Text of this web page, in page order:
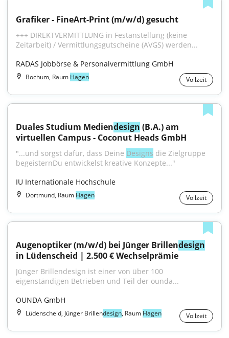
Grafiker - FineArt-Print (m/w/d) gesucht
+++ DIREKTVERMITTLUNG in Festanstellung (keine
Zeitarbeit) / Vermittlungsgutscheine (AVGS) werden...
RADAS Jobbörse & Personalvermittlung GmbH
Bochum, Raum Hagen Vollzeit
Duales Studium Mediendesign (B.A.) am
virtuellen Campus - Coconut Heads GmbH
"...und sorgst dafür, dass Deine Designs die Zielgruppe
begeisternDu entwickelst kreative Konzepte..."
IU Internationale Hochschule
Dortmund, Raum Hagen Vollzeit
Augenoptiker (m/w/d) bei Jünger Brillendesign
in Lüdenscheid | 2.500 € Wechselprämie
Jünger Brillendesign ist einer von über 100
eigenständigen Betrieben und Teil der ounda...
OUNDA GmbH
Lüdenscheid, Jünger Brillendesign, Raum Hagen Vollzeit